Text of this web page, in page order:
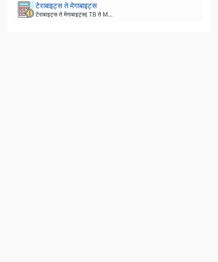
टेराबाइट्स ते मेगाबाइट्स
टेराबाइट्स ते मेगाबाइट्स( TB ते MB) कनवर्टर